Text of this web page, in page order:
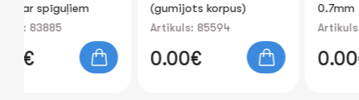
(gumijots korpus)
Artikuls: 85594
0.00€
0.7mm
Artikuls: 89985
0.00€